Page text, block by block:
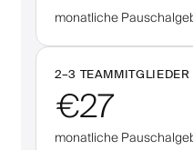
monatliche
2–3 TEAMMITGLIEDER
€27
monatliche